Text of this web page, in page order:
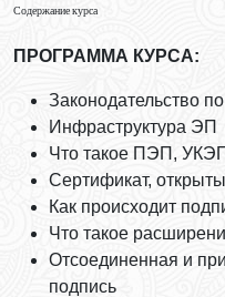
Содержание курса
ПРОГРАММА КУРСА:
Законодательство
Инфраструктура ЭП
Что такое ПЭП,
Сертификат,
Как происходит
Что такое
Отсоединенная и
подпись